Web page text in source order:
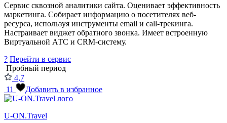
Сервис сквозной аналитики сайта. Оценивает эффективность
маркетинга. Собирает информацию о посетителях веб-
ресурса, используя инструменты email и call-трекинга.
Настраивает виджет обратного звонка. Имеет встроенную
Виртуальной АТС и CRM-систему.
? Перейти в сервис
Пробный период
4,7
11
Добавить в избранное
U-ON.Travel